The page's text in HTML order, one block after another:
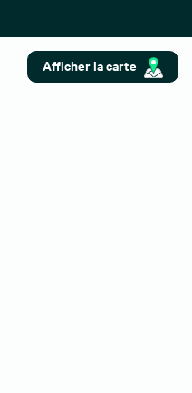
Afficher la carte
Isère